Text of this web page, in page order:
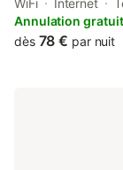
inner courtyard
14 km from
WiFi Internet
Annulation
dès 78 € par nuit